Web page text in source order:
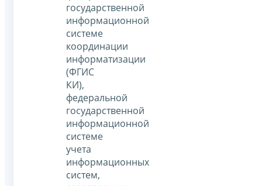
государственной
информационной
системе
координации
информатизации
(ФГИС
КИ),
федеральной
государственной
информационной
системе
учета
информационных
систем,